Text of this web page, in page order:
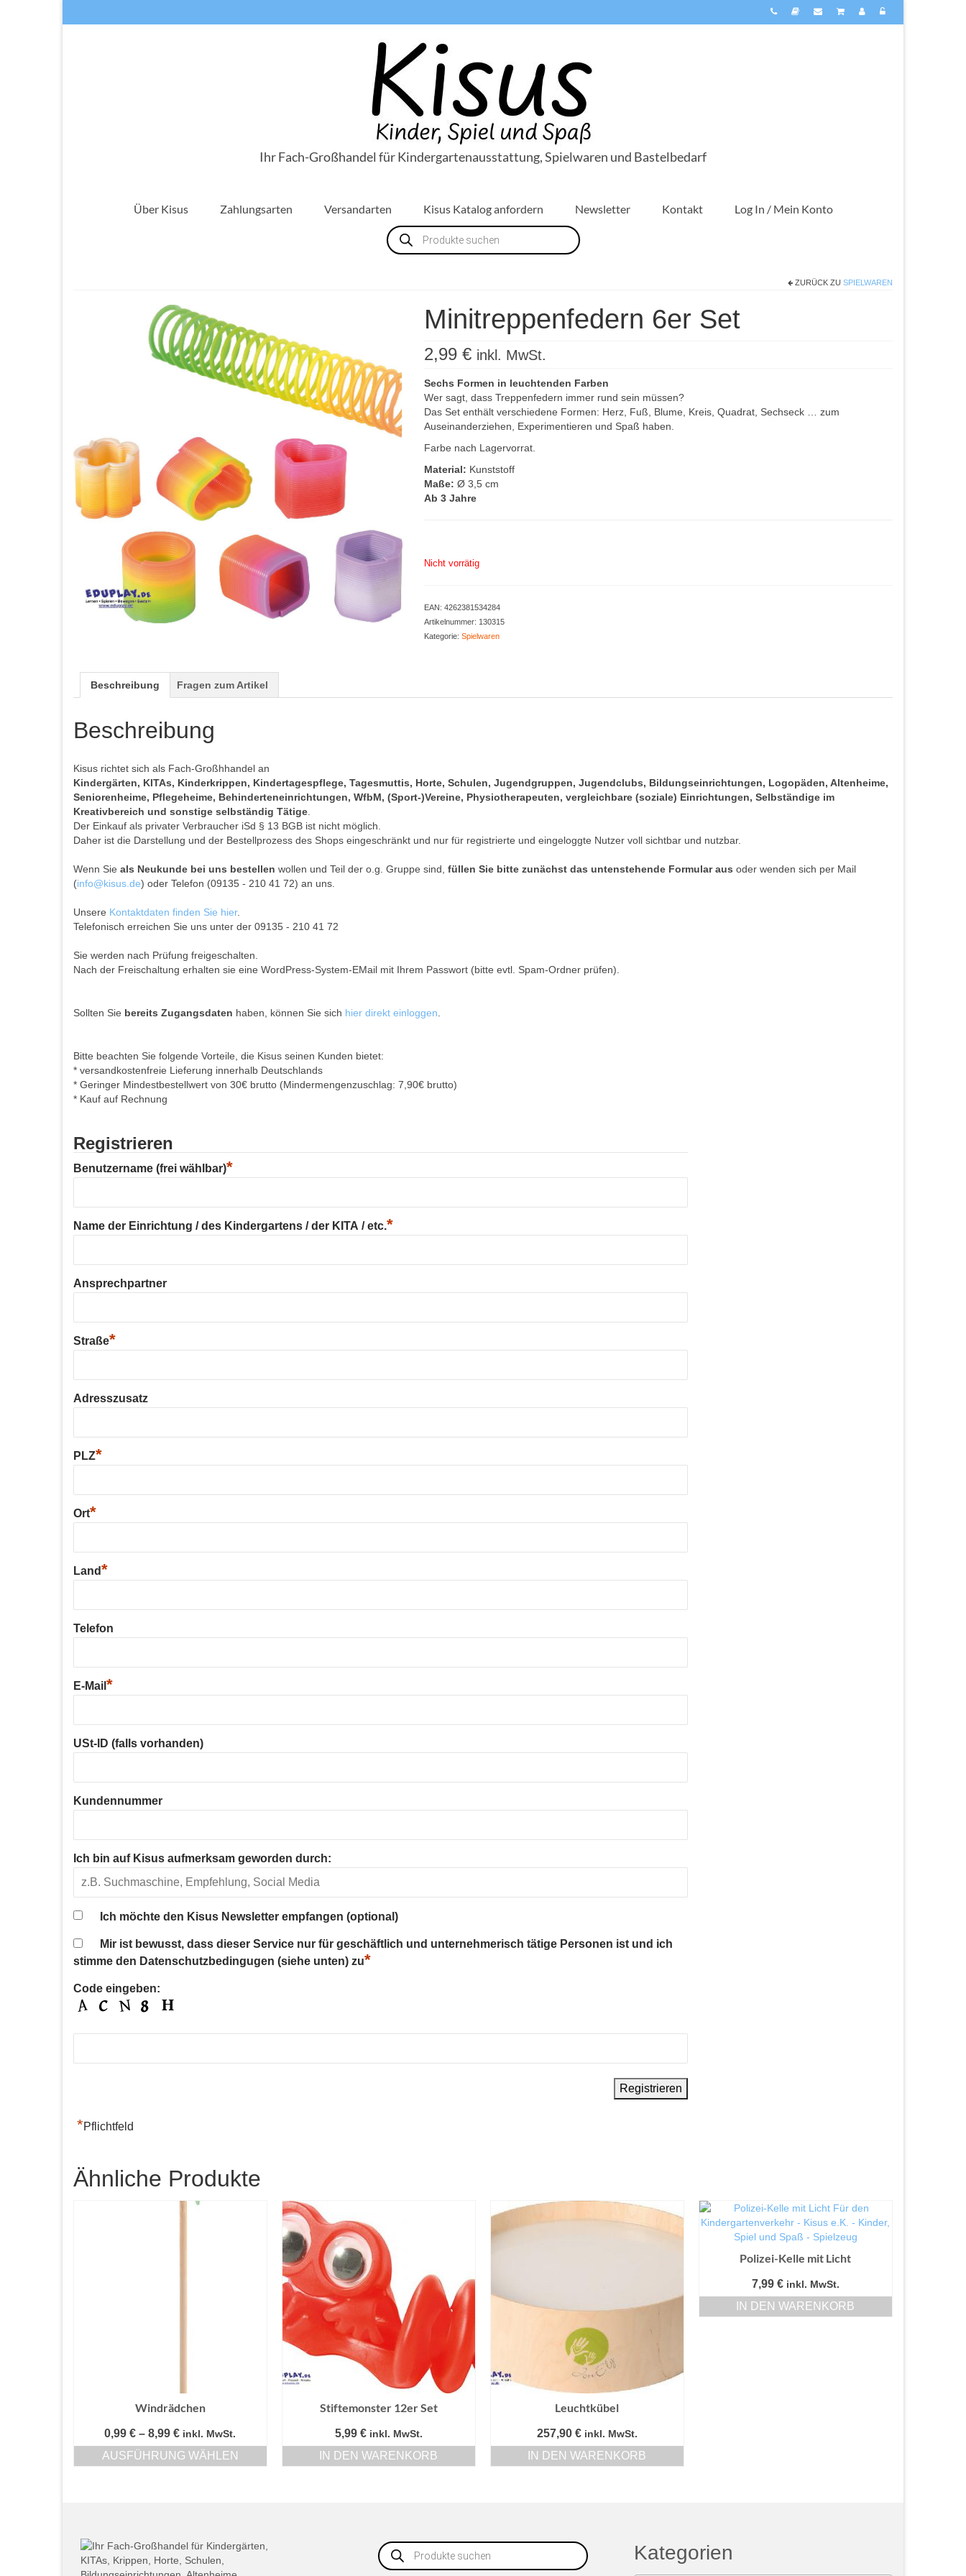
Ihr Fach-Großhandel für Kindergartenausstattung, Spielwaren und Bastelbedarf
Über Kisus Zahlungsarten Versandarten Kisus Katalog anfordern Newsletter Kontakt Log In / Mein Konto
Products
search
ZURÜCK ZU SPIELWAREN
Minitreppenfedern 6er Set
2,99 € inkl. MwSt.
Sechs Formen in leuchtenden Farben
Wer sagt, dass Treppenfedern immer rund sein müssen?
Das Set enthält verschiedene Formen: Herz, Fuß, Blume, Kreis, Quadrat, Sechseck … zum
Auseinanderziehen, Experimentieren und Spaß haben.
Farbe nach Lagervorrat.
Material: Kunststoff
Maße: Ø 3,5 cm
Ab 3 Jahre
Nicht vorrätig
EAN: 4262381534284
Artikelnummer: 130315
Kategorie: Spielwaren
Beschreibung Fragen zum Artikel
Beschreibung
Kisus richtet sich als Fach-Großhhandel an
Kindergärten, KITAs, Kinderkrippen, Kindertagespflege, Tagesmuttis, Horte, Schulen, Jugendgruppen, Jugendclubs, Bildungseinrichtungen, Logopäden, Altenheime,
Seniorenheime, Pflegeheime, Behinderteneinrichtungen, WfbM, (Sport-)Vereine, Physiotherapeuten, vergleichbare (soziale) Einrichtungen, Selbständige im
Kreativbereich und sonstige selbständig Tätige
Der Einkauf als privater Verbraucher iSd § 13 BGB ist nicht möglich.
Daher ist die Darstellung und der Bestellprozess des Shops eingeschränkt und nur für registrierte und eingeloggte Nutzer voll sichtbar und nutzbar.
Wenn Sie als Neukunde bei uns bestellen wollen und Teil der o.g. Gruppe sind, füllen Sie bitte zunächst das untenstehende Formular aus oder wenden sich per Mail
(info@kisus.de) oder Telefon (09135 - 210 41 72) an uns.
Unsere Kontaktdaten finden Sie hier.
Telefonisch erreichen Sie uns unter der 09135 - 210 41 72
Sie werden nach Prüfung freigeschalten.
Nach der Freischaltung erhalten sie eine WordPress-System-EMail mit Ihrem Passwort (bitte evtl. Spam-Ordner prüfen).
Sollten Sie bereits Zugangsdaten haben, können Sie sich hier direkt einloggen
Bitte beachten Sie folgende Vorteile, die Kisus seinen Kunden bietet:
* versandkostenfreie Lieferung innerhalb Deutschlands
* Geringer Mindestbestellwert von 30€ brutto (Mindermengenzuschlag: 7,90€ brutto)
* Kauf auf Rechnung
Registrieren
Benutzername (frei wählbar)*
Name der Einrichtung / des Kindergartens / der KITA / etc.*
Ansprechpartner
Straße*
Adresszusatz
PLZ*
Ort*
Land*
Telefon
E-Mail *
USt-ID (falls vorhanden)
Kundennummer
Ich bin auf Kisus aufmerksam geworden durch:
Ich möchte den Kisus Newsletter empfangen (optional)
Mir ist bewusst, dass dieser Service nur für geschäftlich und unternehmerisch tätige Personen ist und ich
stimme den Datenschutzbedingugen (siehe unten) zu*
Code eingeben:
*Pflichtfeld
Ähnliche Produkte
Windrädchen
0,99€ –8,99€Preisspanne:
0,99 €
bis
inkl. MwSt.
AUSFÜHRUNG WÄHLEN
auf.
Die
Optionen
Stiftemonster 12er Set
5,99 € inkl. MwSt.
IN DEN WARENKORB
Leuchtkübel
257,90 € inkl. MwSt.
IN DEN WARENKORB
Polizei-Kelle mit Licht
7,99 € inkl. MwSt.
IN DEN WARENKORB
Products
search
Kategorien